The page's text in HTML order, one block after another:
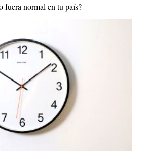
fuera normal en tu país?